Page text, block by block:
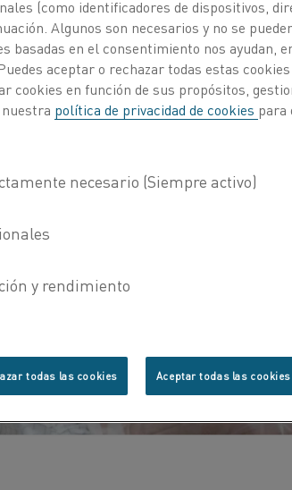
(como identificadores de dispositivos,
Algunos son necesarios y no se
basadas en el consentimiento nos ayudan,
aceptar o rechazar todas estas
cookies en función de sus propósitos,
política de privacidad de cookies para
todas las cookies Aceptar todas las cookies